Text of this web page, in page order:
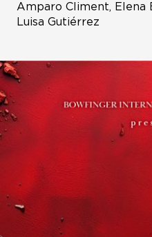
Amparo Climent, Elena
Luisa Gutiérrez